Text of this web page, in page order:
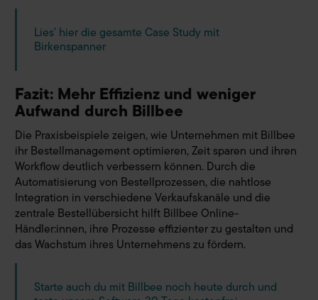
Lies’ hier die gesamte Case Study mit
Birkenspanner
Fazit: Mehr Effizienz und weniger
Aufwand durch Billbee
Die Praxisbeispiele zeigen, wie Unternehmen mit Billbee
ihr Bestellmanagement optimieren, Zeit sparen und ihren
Workflow deutlich verbessern können. Durch die
Automatisierung von Bestellprozessen, die nahtlose
Integration in verschiedene Verkaufskanäle und die
zentrale Bestellübersicht hilft Billbee Online-
Händler:innen, ihre Prozesse effizienter zu gestalten und
das Wachstum ihres Unternehmens zu fördern.
Starte auch du mit Billbee noch heute durch und